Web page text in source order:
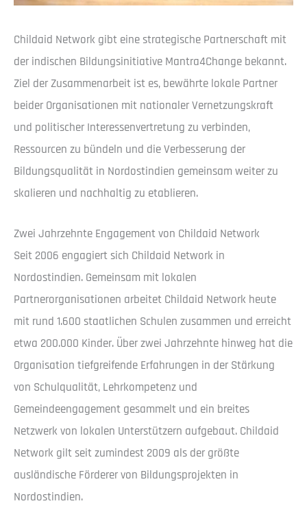
Childaid Network gibt eine strategische Partnerschaft mit
der indischen Bildungsinitiative Mantra4Change bekannt.
Ziel der Zusammenarbeit ist es, bewährte lokale Partner
beider Organisationen mit nationaler Vernetzungskraft
und politischer Interessenvertretung zu verbinden,
Ressourcen zu bündeln und die Verbesserung der
Bildungsqualität in Nordostindien gemeinsam weiter zu
skalieren und nachhaltig zu etablieren.
Zwei Jahrzehnte Engagement von Childaid Network
Seit 2006 engagiert sich Childaid Network in
Nordostindien. Gemeinsam mit lokalen
Partnerorganisationen arbeitet Childaid Network heute
mit rund 1.600 staatlichen Schulen zusammen und erreicht
etwa 200.000 Kinder. Über zwei Jahrzehnte hinweg hat die
Organisation tiefgreifende Erfahrungen in der Stärkung
von Schulqualität, Lehrkompetenz und
Gemeindeengagement gesammelt und ein breites
Netzwerk von lokalen Unterstützern aufgebaut. Childaid
Network gilt seit zumindest 2009 als der größte
ausländische Förderer von Bildungsprojekten in
Nordostindien.